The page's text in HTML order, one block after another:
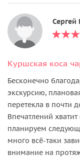
Сергей
Бесконечно
экскурсию,
перетекла в почти
Впечатлений
планируем
много всё-таки
внимание на